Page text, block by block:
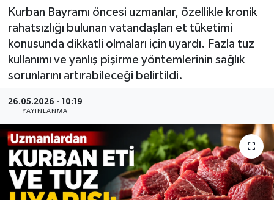
Kurban Bayramı öncesi uzmanlar, özellikle kronik
rahatsızlığı bulunan vatandaşları et tüketimi
konusunda dikkatli olmaları için uyardı. Fazla tuz
kullanımı ve yanlış pişirme yöntemlerinin sağlık
sorunlarını artırabileceği belirtildi.
26.05.2026 - 10:19
YAYINLANMA
Sağlık
Son Dakika Haberleri
Haber Arşivi